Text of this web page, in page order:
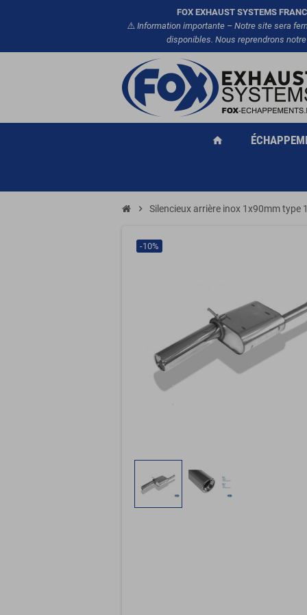
FOX EXHAUST SYSTEMS
⚠️ Information importante – Notre site sera
disponibles. Nous reprendrons
home
chevron_right Silencieux arrière inox 1x90mm type
-10%